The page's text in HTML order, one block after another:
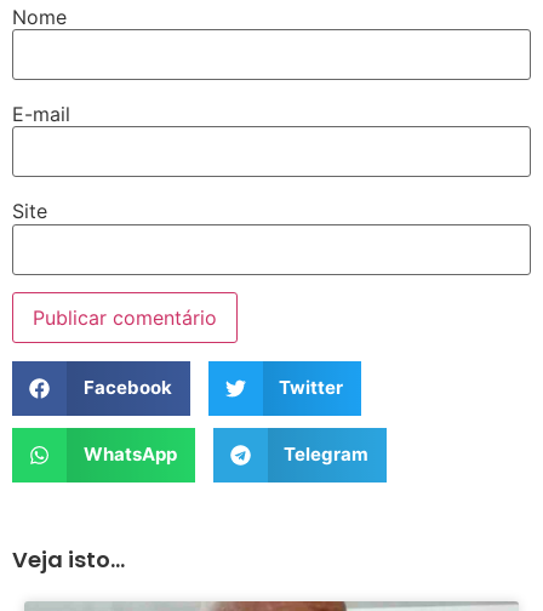
Nome
E-mail
Site
Facebook Twitter
WhatsApp Telegram
Veja isto...